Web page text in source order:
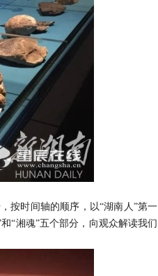
时间轴的顺序，以“湖南人”第一
“湘魂”五个部分，向观众解读我们